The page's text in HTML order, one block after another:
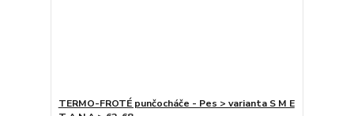
TERMO-FROTÉ punčocháče - Pes > varianta S M E